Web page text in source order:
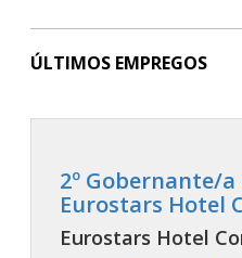
ÚLTIMOS EMPREGOS
2º Gobernante/
Eurostars Hotel
Eurostars Hotel